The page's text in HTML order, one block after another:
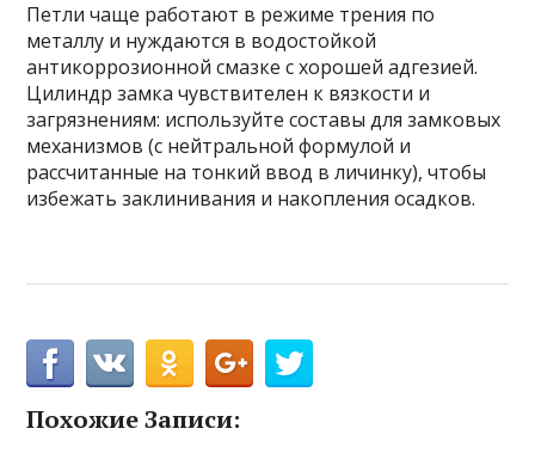
Петли чаще работают в режиме трения по
металлу и нуждаются в водостойкой
антикоррозионной смазке с хорошей адгезией.
Цилиндр замка чувствителен к вязкости и
загрязнениям: используйте составы для замковых
механизмов (с нейтральной формулой и
рассчитанные на тонкий ввод в личинку), чтобы
избежать заклинивания и накопления осадков.
Похожие Записи: